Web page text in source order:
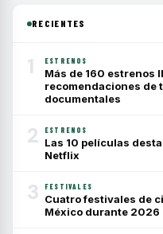
RECIENTES
1 ESTRENOS
Más de 160 estrenos
recomendaciones de
documentales
2 ESTRENOS
Las 10 películas
Netflix
3 FESTIVALES
Cuatro festivales de
México durante 2026